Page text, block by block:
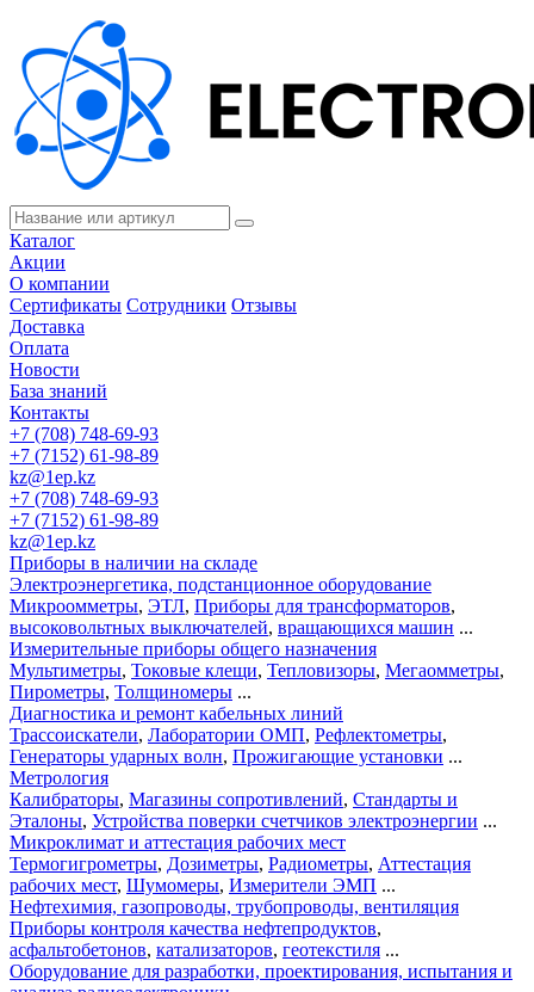
Каталог
Акции
О компании
Сертификаты Сотрудники Отзывы
Доставка
Оплата
Новости
База знаний
Контакты
+7 (708) 748-69-93
+7 (7152) 61-98-89
kz@1ep.kz
+7 (708) 748-69-93
+7 (7152) 61-98-89
kz@1ep.kz
Приборы в наличии на складе
Электроэнергетика, подстанционное оборудование
Микроомметры, ЭТЛ, Приборы для трансформаторов,
высоковольтных выключателей, вращающихся машин ...
Измерительные приборы общего назначения
Мультиметры, Токовые клещи, Тепловизоры, Мегаомметры,
Пирометры, Толщиномеры ...
Диагностика и ремонт кабельных линий
Трассоискатели, Лаборатории ОМП, Рефлектометры,
Генераторы ударных волн, Прожигающие установки ...
Метрология
Калибраторы, Магазины сопротивлений, Стандарты и
Эталоны, Устройства поверки счетчиков электроэнергии ...
Микроклимат и аттестация рабочих мест
Термогигрометры, Дозиметры, Радиометры, Аттестация
рабочих мест, Шумомеры, Измерители ЭМП ...
Нефтехимия, газопроводы, трубопроводы, вентиляция
Приборы контроля качества нефтепродуктов,
асфальтобетонов, катализаторов, геотекстиля ...
Оборудование для разработки, проектирования, испытания и